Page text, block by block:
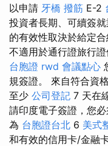
以申請 牙橋 撥筋 E-2
投資者長期、可續簽就
的有效性取決於給定合
不適用於通行證旅行
台胞證 rwd 會議點心
規簽證。 來自符合資
至少 公司登記 7 天在
請印度電子簽證，您
為 台胞證台北 6 美式
和有效的信用卡/金融